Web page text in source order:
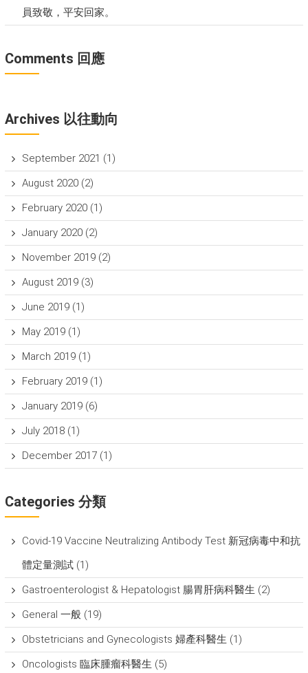
員致敬，平安回家。
Comments 回應
Archives 以往動向
September 2021 (1)
August 2020(2)
February 2020(1)
January 2020(2)
November 2019(2)
August 2019(3)
June 2019(1)
May 2019(1)
March 2019(1)
February 2019(1)
January 2019(6)
July 2018(1)
December 2017(1)
Categories 分類
Covid-19 Vaccine Neutralizing Antibody Test 新冠病毒中和抗
體定量測試(1)
Gastroenterologist & Hepatologist 腸胃肝病科醫生 (2)
General 一般(19)
Obstetricians and Gynecologists 婦產科醫生 (1)
Oncologists 臨床腫瘤科醫生 (5)